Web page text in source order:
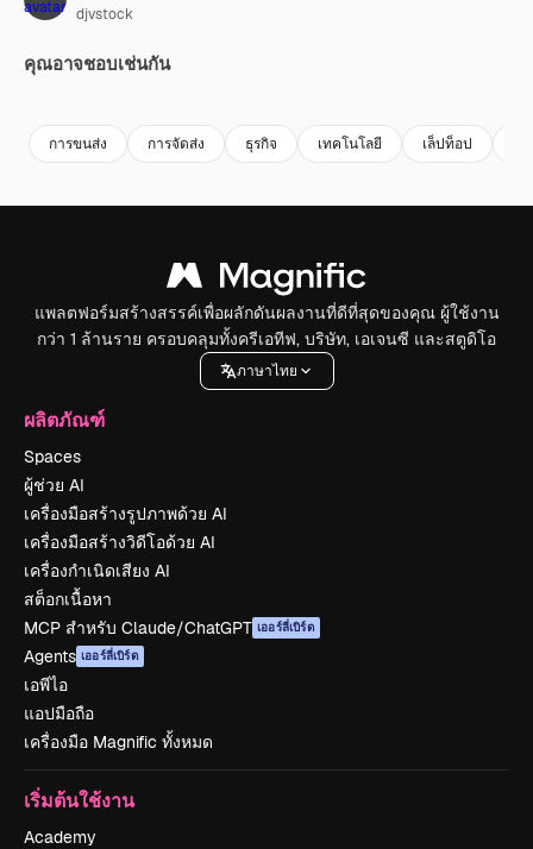
djvstock
คุณอาจชอบเช่นกัน
การขนส่ง การจัดส่ง ธุรกิจ เทคโนโลยี เล็ปท็อป
แพลตฟอร์มสร้างสรรค์เพื่อผลักดันผลงานที่ดีที่สุดของคุณ ผู้ใช้งาน
กว่า 1 ล้านราย ครอบคลุมทั้งครีเอทีฟ, บริษัท, เอเจนซี และสตูดิโอ
ภาษาไทย
ผลิตภัณฑ์
Spaces
ผู้ช่วย AI
เครื่องมือสร้างรูปภาพด้วย AI
เครื่องมือสร้างวิดีโอด้วย AI
เครื่องกำเนิดเสียง AI
สต็อกเนื้อหา
MCP สำหรับ Claude/ChatGPT เออร์ลี่เบิร์ด
Agents เออร์ลี่เบิร์ด
เอพีไอ
แอปมือถือ
เครื่องมือ Magnific ทั้งหมด
เริ่มต้นใช้งาน
Academy